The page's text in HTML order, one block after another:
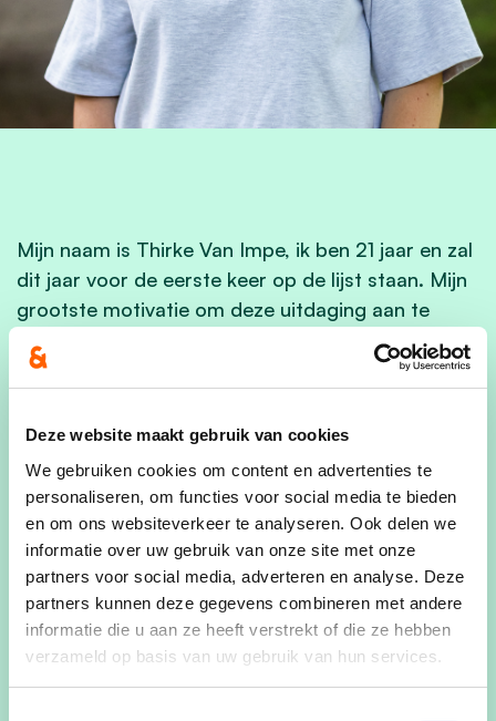
Deze website maakt gebruik van cookies
We gebruiken cookies om content en advertenties te
personaliseren, om functies voor social media te bieden
en om ons websiteverkeer te analyseren. Ook delen we
informatie over uw gebruik van onze site met onze
partners voor social media, adverteren en analyse. Deze
partners kunnen deze gegevens combineren met andere
informatie die u aan ze heeft verstrekt of die ze hebben
verzameld op basis van uw gebruik van hun services.
Mijn naam is Thirke Van Impe, ik ben 21 jaar en zal
dit jaar voor de eerste keer op de lijst staan. Mijn
grootste motivatie om deze uitdaging aan te
gaan, is om iets te betekenen voor de jeugd uit
Waasmunster. Zelf ben ik al heel mijn leven lid van
groepsleiding ben. Met een grote passie voor het
organiseren van evenementen en het entertainen
van jongeren vind ik bij de scouts mijn tweede
thuis. Ik hecht zelf dan ook veel belang aan een
gemeente die zich mee engageert voor de jeugd.
Daarom ben ik ook al enkele jaren lid van de
jeugdraad in Waasmunster.
Naast scouts spendeer ik ook vele uren op het
hockeyveld. De perfecte plek waar ik mijn energie
en enthousiasme kwijt kan. Recent behaalde ik